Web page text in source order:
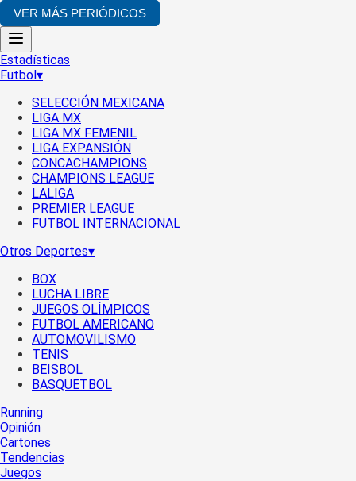
VER MÁS PERIÓDICOS
Estadísticas
Futbol▾
SELECCIÓN MEXICANA
LIGA MX
LIGA MX FEMENIL
LIGA EXPANSIÓN
CONCACHAMPIONS
CHAMPIONS LEAGUE
LALIGA
PREMIER LEAGUE
FUTBOL INTERNACIONAL
Otros Deportes▾
BOX
LUCHA LIBRE
JUEGOS OLÍMPICOS
FUTBOL AMERICANO
AUTOMOVILISMO
TENIS
BEISBOL
BASQUETBOL
Running
Opinión
Cartones
Tendencias
Juegos